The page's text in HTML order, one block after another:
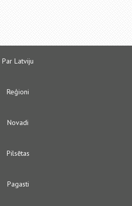
Par Latviju
Reģioni
Novadi
Pilsētas
Pagasti